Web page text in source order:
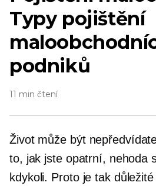
Typy pojištění
podniků
11 min čtení
Život může být
to, jak jste opatrní, nehoda
kdykoli. Proto je tak